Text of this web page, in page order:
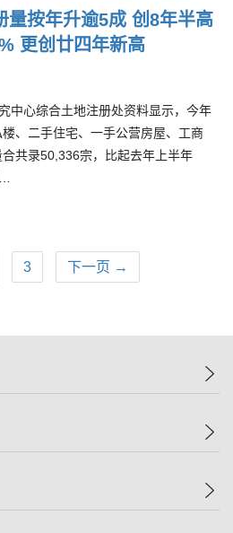
量按年升逾5成 创8年半高
更创廿四年新高
中心综合土地注册处资料显示，今年
楼、二手住宅、一手公营房屋、工商
共录50,336宗，比起去年上半年
3 下一页 →